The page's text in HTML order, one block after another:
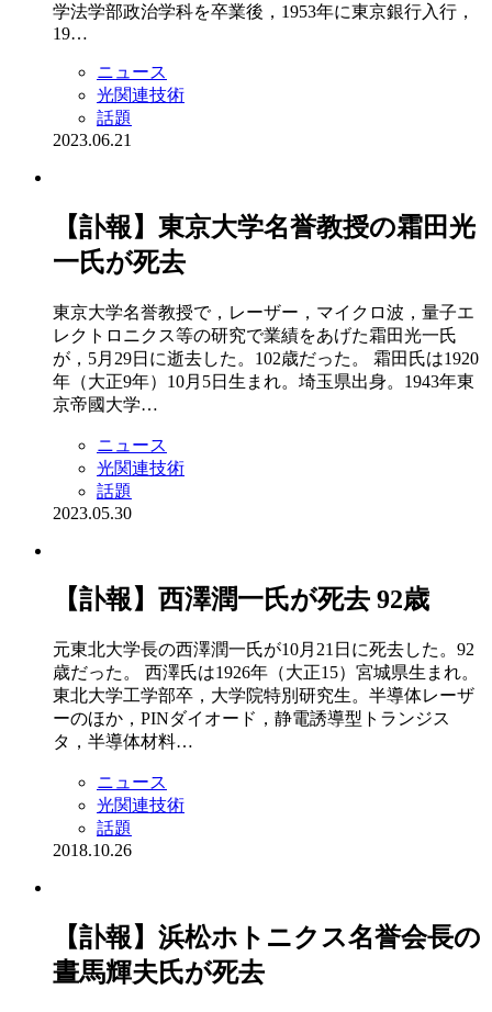
学法学部政治学科を卒業後，1953年に東京銀行入行，
19…
ニュース
光関連技術
話題
2023.06.21
【訃報】東京大学名誉教授の霜田光
一氏が死去
東京大学名誉教授で，レーザー，マイクロ波，量子エ
レクトロニクス等の研究で業績をあげた霜田光一氏
が，5月29日に逝去した。102歳だった。 霜田氏は1920
年（大正9年）10月5日生まれ。埼玉県出身。1943年東
京帝國大学…
ニュース
光関連技術
話題
2023.05.30
【訃報】西澤潤一氏が死去 92歳
元東北大学長の西澤潤一氏が10月21日に死去した。92
歳だった。 西澤氏は1926年（大正15）宮城県生まれ。
東北大学工学部卒，大学院特別研究生。半導体レーザ
ーのほか，PINダイオード，静電誘導型トランジス
タ，半導体材料…
ニュース
光関連技術
話題
2018.10.26
【訃報】浜松ホトニクス名誉会長の
晝馬輝夫氏が死去